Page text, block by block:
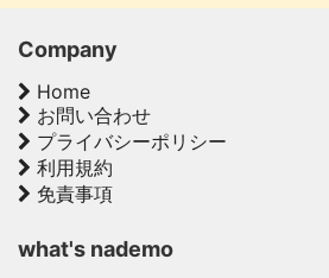
Company
Home
お問い合わせ
プライバシーポリシー
利用規約
免責事項
what's nademo